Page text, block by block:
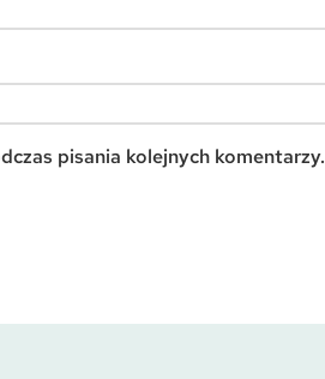
pisania kolejnych komentarzy.